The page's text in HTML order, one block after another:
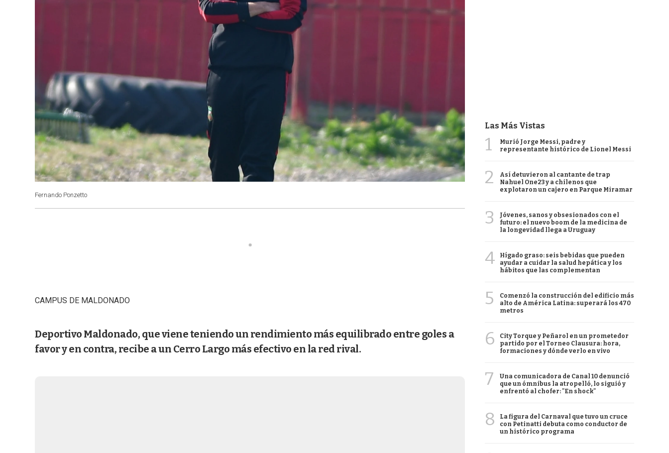
Fernando Ponzetto
CAMPUS DE MALDONADO
Deportivo Maldonado, que viene teniendo un rendimiento más equilibrado entre goles a
favor y en contra, recibe a un Cerro Largo más efectivo en la red rival.
Las Más Vistas
1
Murió Jorge Messi, padre y
representante histórico de Lionel Messi
2
Así detuvieron al cantante de trap
Nahuel One23 y a chilenos que
explotaron un cajero en Parque Miramar
3
Jóvenes, sanos y obsesionados con el
futuro: el nuevo boom de la medicina de
la longevidad llega a Uruguay
4
Hígado graso: seis bebidas que pueden
ayudar a cuidar la salud hepática y los
hábitos que las complementan
5
Comenzó la construcción del edificio más
alto de América Latina: superará los 470
metros
6
City Torque y Peñarol en un prometedor
partido por el Torneo Clausura: hora,
formaciones y dónde verlo en vivo
7
Una comunicadora de Canal 10 denunció
que un ómnibus la atropelló, lo siguió y
enfrentó al chofer: "En shock"
8
La figura del Carnaval que tuvo un cruce
con Petinatti debuta como conductor de
un histórico programa